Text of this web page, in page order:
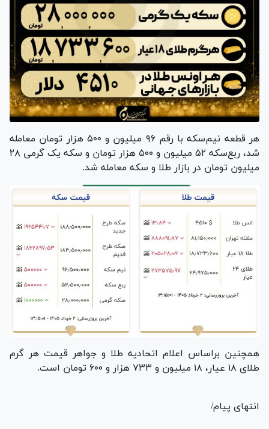
هر قطعه نیم‌سکه با رقم ۹۶ میلیون و ۵۰۰ هزار تومان معامله
شد، ربع‌سکه ۵۲ میلیون و ۵۰۰ هزار تومان و سکه یک گرمی ۲۸
میلیون تومان در بازار طلا و سکه معامله شد.
همچنین براساس اعلام اتحادیه طلا و جواهر قیمت هر گرم
طلای ۱۸ عیار، ۱۸ میلیون و ۷۳۳ هزار و ۶۰۰ تومان است.
انتهای پیام/